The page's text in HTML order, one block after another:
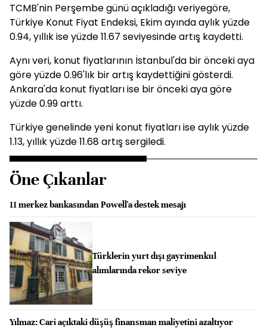
TCMB'nin Perşembe günü açıkladığı veriyegöre,
Türkiye Konut Fiyat Endeksi, Ekim ayında aylık yüzde
0.94, yıllık ise yüzde 11.67 seviyesinde artış kaydetti.
Aynı veri, konut fiyatlarının İstanbul'da bir önceki aya
göre yüzde 0.96'lık bir artış kaydettiğini gösterdi.
Ankara'da konut fiyatları ise bir önceki aya göre
yüzde 0.99 arttı.
Türkiye genelinde yeni konut fiyatları ise aylık yüzde
1.13, yıllık yüzde 11.68 artış sergiledi.
Öne Çıkanlar
11 merkez bankasından Powell'a destek mesajı
Türklerin yurt dışı gayrimenkul
alımlarında rekor seviye
Yılmaz: Cari açıktaki düşüş finansman maliyetini azaltıyor